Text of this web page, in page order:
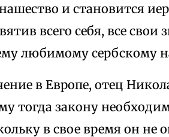
и становится
всего себя, все
любимому сербскому
в Европе, отец
тогда закону
в свое время он не